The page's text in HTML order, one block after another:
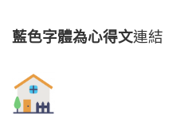
藍色字體為心得文連結